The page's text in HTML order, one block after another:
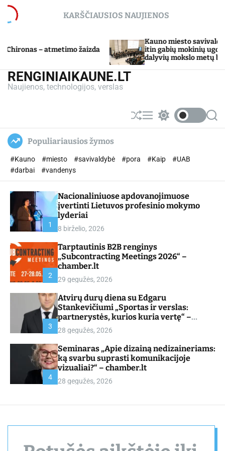
c
n
KARŠČIAUSIOS NAUJIENOS
žaizda
Kauno miesto savivaldybė
itin gabių mokinių ugdymo programos
dalyvių mokslo metų baigimo šventė
RENGINIAIKAUNE.LT
Naujienos, technologijos, verslas
S
h
e
M
e w
h
o
r
S
e
Populiariausios žymos
#Kauno #miesto #savivaldybė #pora #Kaip
#UAB
#darbai
#vandenys
1
Nacionaliniuose apdovanojimuose
įvertinti Lietuvos profesinio mokymo
lyderiai
8 birželio, 2026
2
Tarptautinis B2B renginys
„Subcontracting Meetings 2026“ –
chamber.lt
29 gegužės, 2026
3
Atvirų durų diena su Edgaru
Stankevičiumi „Sportas ir verslas:
partnerystės, kurios kuria vertę“ –
chamber.lt
28 gegužės, 2026
4
Seminaras „Apie dizainą nedizaineriams:
ką svarbu suprasti komunikacijoje
vizualiai?“ – chamber.lt
28 gegužės, 2026